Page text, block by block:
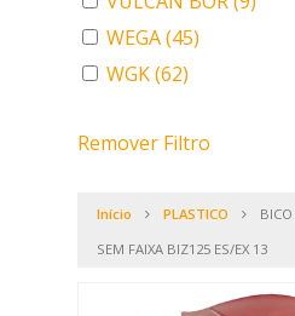
WEGA(45)
WGK(62)
Remover Filtro
Início PLASTICO
SEM FAIXA BIZ125 ES/EX 13